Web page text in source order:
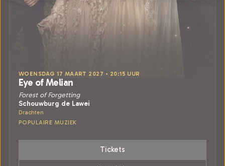
WOENSDAG 17 MAART 2027 • 20:15 UUR
Eye of Melian
Forest of Forgetting
Schouwburg de Lawei
Drachten
POPULAIRE MUZIEK
Tickets